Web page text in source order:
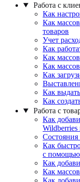
Работа с
Как
Как
товаров
Учет
Как
Как
Как
Как
Как
Как
Работа с
Как
Wildberries
Состояния
Как
с
Как
Как
Как